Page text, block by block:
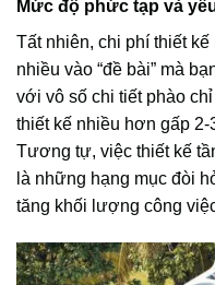
Mức độ phức tạp và
Tất nhiên, chi phí thiết
nhiều vào “đề bài” mà
với vô số chi tiết phào
thiết kế nhiều hơn gấp
Tương tự, việc thiết kế
là những hạng mục đòi
tăng khối lượng công